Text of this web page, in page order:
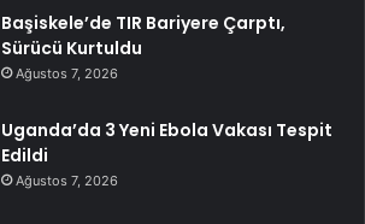
Başiskele’de TIR Bariyere Çarptı,
Sürücü Kurtuldu
Ağustos 7, 2026
Uganda’da 3 Yeni Ebola Vakası Tespit
Edildi
Ağustos 7, 2026